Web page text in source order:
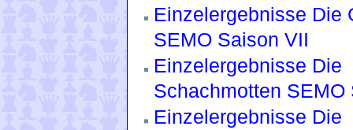
Einzelergebnisse Die
SEMO Saison VII
Einzelergebnisse Die
Schachmotten SEMO
Einzelergebnisse Die